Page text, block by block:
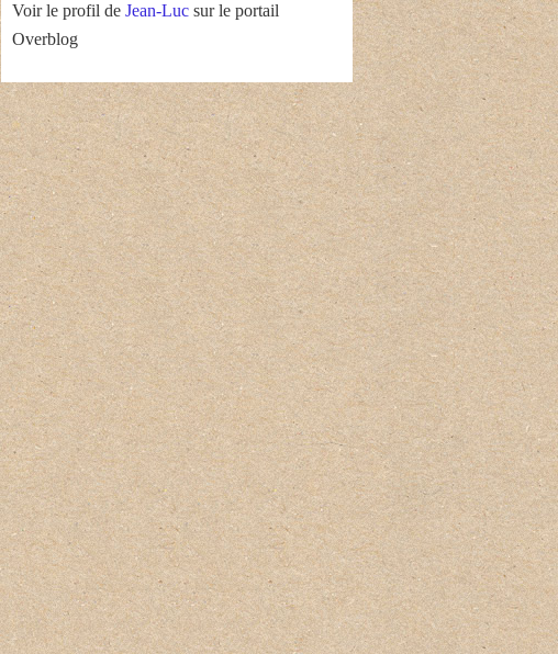
Voir le profil de Jean-Luc sur le portail
Overblog